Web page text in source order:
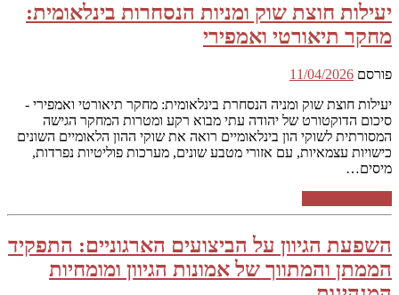
יעילות חוצת שוק ומניות הנסחרות בינלאומית:
מחקר תיאורטי ואמפירי
פורסם 11/04/2026
יעילות חוצת שוק ומניה הנסחרת בינלאומית: מחקר תיאורטי ואמפירי -
סיכום הדוקטורט של יהודה עתי מבוא רקע ומטרות המחקר הגישה
המסורתית לשוקי הון בינלאומיים רואה את שוקי ההון הלאומיים השונים
כישויות עצמאיות, עם אזורי מטבע שונים, מערכות פוליטיות נפרדות,
מיסים…
השפעת הגיוון על הביצועים הארגוניים: התפקיד
הממתן והמתווך של אמונות הגיוון ומומחיות